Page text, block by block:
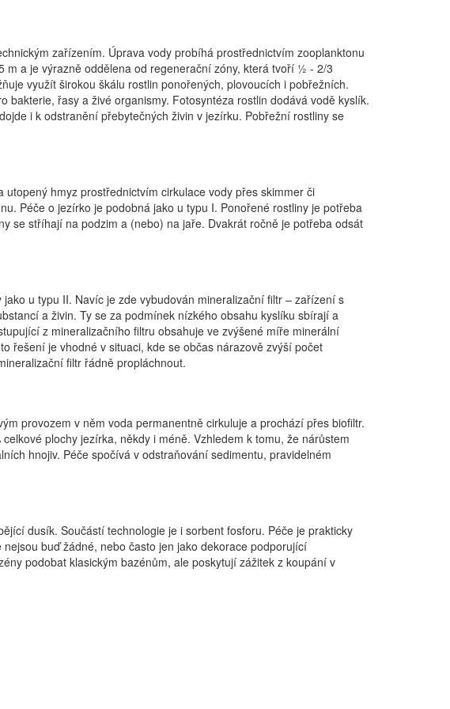
zařízením. Úprava vody probíhá prostřednictvím zooplanktonu
m a je výrazně oddělena od regenerační zóny, která tvoří ½ - 2/3
využít širokou škálu rostlin ponořených, plovoucích i pobřežních.
řasy a živé organismy. Fotosyntéza rostlin dodává vodě kyslík.
i k odstranění přebytečných živin v jezírku. Pobřežní rostliny se
hmyz prostřednictvím cirkulace vody přes skimmer či
Péče o jezírko je podobná jako u typu I. Ponořené rostliny je potřeba
se stříhají na podzim a (nebo) na jaře. Dvakrát ročně je potřeba odsát
u typu II. Navíc je zde vybudován mineralizační filtr – zařízení s
a živin. Ty se za podmínek nízkého obsahu kyslíku sbírají a
z mineralizačního filtru obsahuje ve zvýšené míře minerální
řešení je vhodné v situaci, kde se občas nárazově zvýší počet
filtr řádně propláchnout.
provozem v něm voda permanentně cirkuluje a prochází přes biofiltr.
plochy jezírka, někdy i méně. Vzhledem k tomu, že nárůstem
hnojiv. Péče spočívá v odstraňování sedimentu, pravidelném
dusík. Součástí technologie je i sorbent fosforu. Péče je prakticky
buď žádné, nebo často jen jako dekorace podporující
podobat klasickým bazénům, ale poskytují zážitek z koupání v